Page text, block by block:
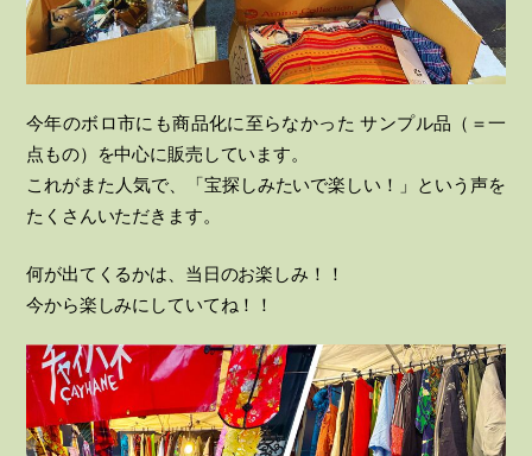
今年のボロ市にも商品化に至らなかった サンプル品（＝一
点もの）を中心に販売しています。
これがまた人気で、「宝探しみたいで楽しい！」という声を
たくさんいただきます。
何が出てくるかは、当日のお楽しみ！！
今から楽しみにしていてね！！